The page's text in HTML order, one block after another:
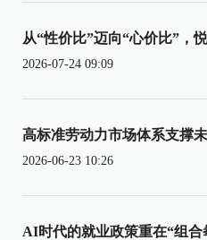
从“性价比”迈向“心价比”，
2026-07-24 09:09
高标准劳动力市场体系支撑
2026-06-23 10:26
AI时代的就业政策重在“组合